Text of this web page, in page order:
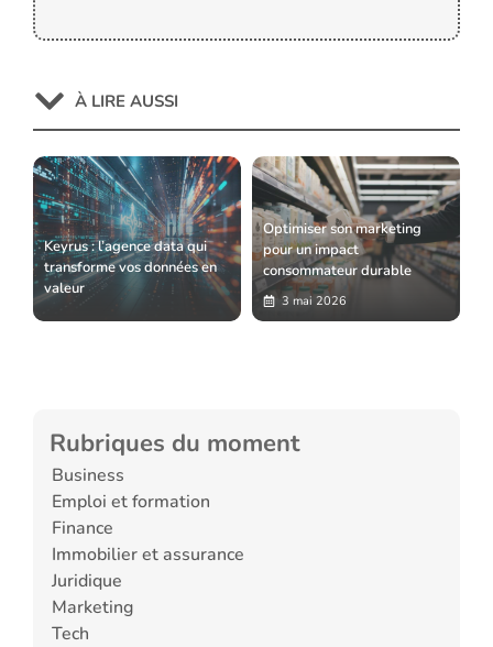
À LIRE AUSSI
Keyrus : l’agence data qui
transforme vos données en
valeur
Optimiser son marketing
pour un impact
consommateur durable
3 mai 2026
Rubriques du moment
Business
Emploi et formation
Finance
Immobilier et assurance
Juridique
Marketing
Tech